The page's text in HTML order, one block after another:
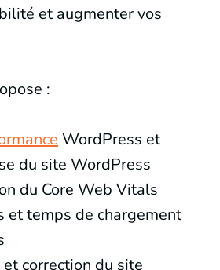
et augmenter vos
:
WordPress et
du site WordPress
du Core Web Vitals
et temps de chargement
correction du site